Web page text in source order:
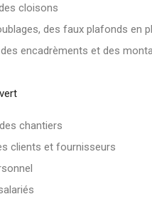
cloisons
des faux plafonds en
encadrèments et des
chantiers
clients et fournisseurs